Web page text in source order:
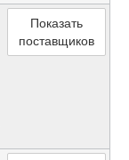
Показать
поставщиков